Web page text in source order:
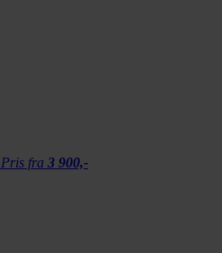
Pris fra 3 900,-